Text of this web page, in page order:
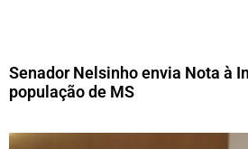
Senador Nelsinho envia Nota à
população de MS